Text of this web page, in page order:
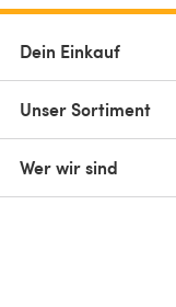
Dein Einkauf
Unser Sortiment
Wer wir sind